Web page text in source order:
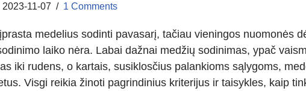
2023-11-07 1 Comments
medelius sodinti pavasarį, tačiau vieningos nuomonės
laiko nėra. Labai dažnai medžių sodinimas, ypač
iki rudens, o kartais, susiklosčius palankioms sąlygoms,
Visgi reikia žinoti pagrindinius kriterijus ir taisykles, kaip